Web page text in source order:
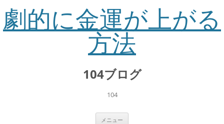
劇的に金運が上がる
方法
104ブログ
104
メニュー